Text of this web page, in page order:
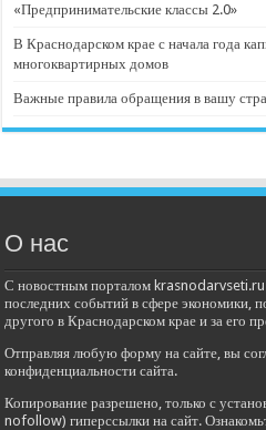
«Предпринимательские классы 2.0»
В Краснодарском крае с начала года
многоквартирных домов
Важные правила обращения в вашу
О нас
С новостным порталом krasnodarvseti.ru
последних событий в сфере экономики,
другого в Краснодарском крае и за его
Отправляя любую форму на сайте, вы
конфиденциальности сайта.
Копирование разрешено, только с
nofollow) гиперссылки на сайт.